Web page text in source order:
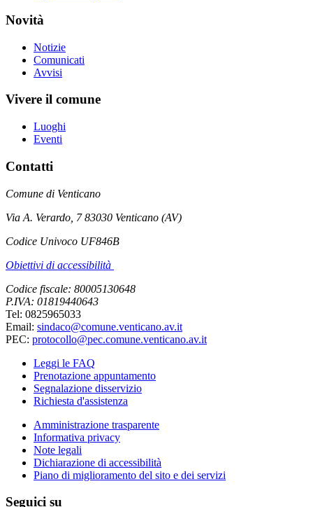
Novità
Notizie
Comunicati
Avvisi
Vivere il comune
Luoghi
Eventi
Contatti
Comune di Venticano
Via A. Verardo, 7 83030 Venticano (AV)
Codice Univoco UF846B
Obiettivi di accessibilità
Codice fiscale: 80005130648
P.IVA: 01819440643
Tel: 0825965033
Email: sindaco@comune.venticano.av.it
PEC: protocollo@pec.comune.venticano.av.it
Leggi le FAQ
Prenotazione appuntamento
Segnalazione disservizio
Richiesta d'assistenza
Amministrazione trasparente
Informativa privacy
Note legali
Dichiarazione di accessibilità
Piano di miglioramento del sito e dei servizi
Seguici su